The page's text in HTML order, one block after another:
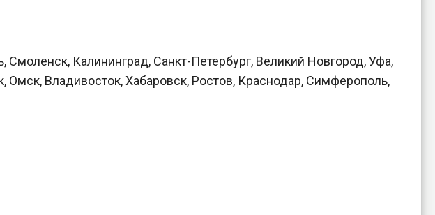
Калининград, Санкт-Петербург, Великий Новгород, Уфа,
Омск, Владивосток, Хабаровск, Ростов, Краснодар, Симферополь,